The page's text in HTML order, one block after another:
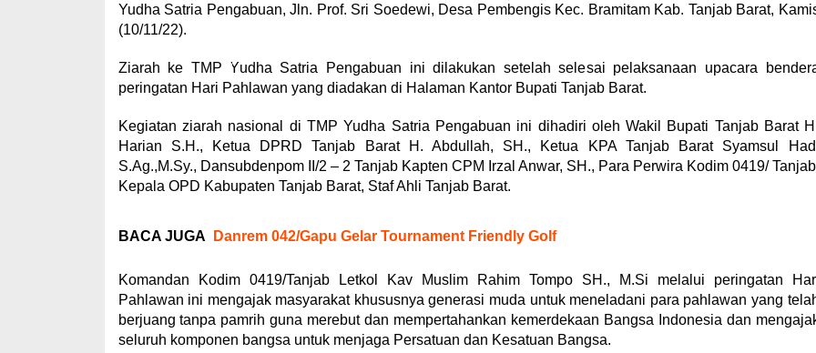
Yudha Satria Pengabuan, Jln. Prof. Sri Soedewi, Desa Pembengis Kec. Bramitam Kab. Tanjab Barat,
(10/11/22).
Ziarah ke TMP Yudha Satria Pengabuan ini dilakukan setelah selesai pelaksanaan upacara
peringatan Hari Pahlawan yang diadakan di Halaman Kantor Bupati Tanjab Barat.
Kegiatan ziarah nasional di TMP Yudha Satria Pengabuan ini dihadiri oleh Wakil Bupati Tanjab Barat
Harian S.H., Ketua DPRD Tanjab Barat H. Abdullah, SH., Ketua KPA Tanjab Barat Syamsul
S.Ag.,M.Sy., Dansubdenpom II/2 – 2 Tanjab Kapten CPM Irzal Anwar, SH., Para Perwira Kodim 0419/
Kepala OPD Kabupaten Tanjab Barat, Staf Ahli Tanjab Barat.
BACA JUGA Danrem 042/Gapu Gelar Tournament Friendly Golf
Komandan Kodim 0419/Tanjab Letkol Kav Muslim Rahim Tompo SH., M.Si melalui peringatan
Pahlawan ini mengajak masyarakat khususnya generasi muda untuk meneladani para pahlawan yang
berjuang tanpa pamrih guna merebut dan mempertahankan kemerdekaan Bangsa Indonesia dan
seluruh komponen bangsa untuk menjaga Persatuan dan Kesatuan Bangsa.